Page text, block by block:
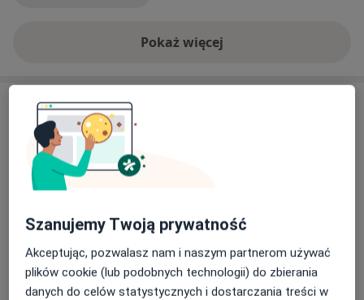
Pokaż więcejo doświadczeniu
Usługi i ceny
Konsultacja reumatologiczna
Od 250 zł Szczegóły
Od 250 zł Szczegóły
Konsultacja reumatologiczna (kolejna wizyta)
280 zł Szczegóły
Szanujemy Twoją prywatność
Akceptując, pozwalasz nam i naszym partnerom używać
plików cookie (lub podobnych technologii) do zbierania
danych do celów statystycznych i dostarczania treści w